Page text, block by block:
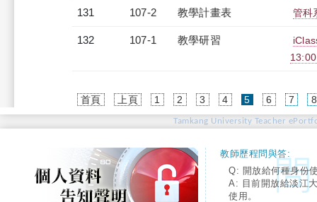
131 107-2 教學計畫表 管科
132 107-1 教學研習
首頁 上頁 1 2 3 4 5(current)
6 7 8
Tamkang University Teacher
教師歷程問與答:
Q: 開放給何種身份
A: 目前開放給淡江
使用。